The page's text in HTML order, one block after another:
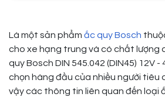
Là một sản phẩm ắc quy Bosch
cho xe hạng trung và có chất lượng
quy Bosch DIN 545.042 (DIN45) 12V -
chọn hàng đầu của nhiều người tiêu
vậy các thông tin liên quan đến loại